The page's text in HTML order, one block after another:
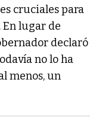
cruciales para
lugar de
declaró
no lo ha
menos, un